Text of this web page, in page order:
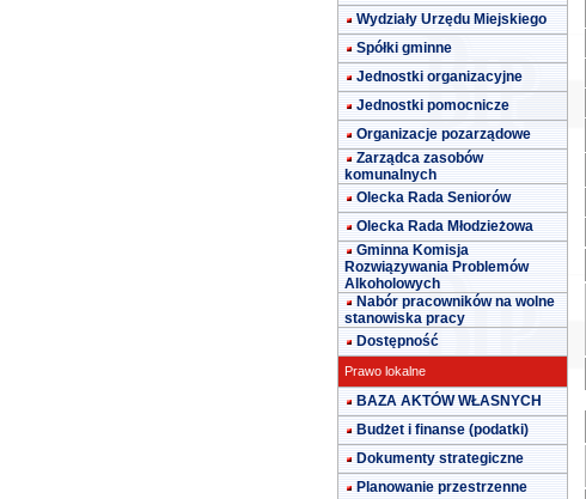
Wydziały Urzędu Miejskiego
Spółki gminne
Jednostki organizacyjne
Jednostki pomocnicze
Organizacje pozarządowe
Zarządca zasobów
komunalnych
Olecka Rada Seniorów
Olecka Rada Młodzieżowa
Gminna Komisja
Rozwiązywania Problemów
Alkoholowych
Nabór pracowników na wolne
stanowiska pracy
Dostępność
Prawo lokalne
BAZA AKTÓW WŁASNYCH
Budżet i finanse (podatki)
Dokumenty strategiczne
Planowanie przestrzenne